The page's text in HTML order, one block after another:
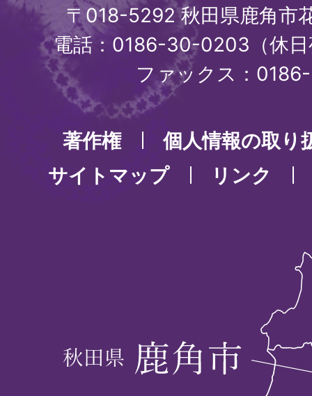
〒018-5292 秋田県鹿角市
電話：0186-30-0203（休
ファックス：
著作権
個人情報の取り
サイトマップ
リンク